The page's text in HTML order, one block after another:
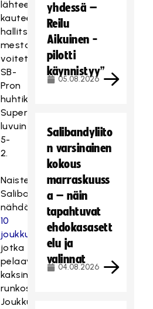
lähtee
kauteen
hallitsevana
mestarina
voitettuaan
SB-
Pron
huhtikuisessa
Superfinaalissa
luvuin
5-
2.
Naisten
Salibandyliigassa
nähdään
10
joukkuetta,
jotka
pelaavat
kaksinkertaisen
runkosarjan.
Joukkuemäärä
yhdessä –
Reilu
Aikuinen -
pilotti
käynnistyy”
05.08.2026
Salibandyliito
n varsinainen
kokous
marraskuuss
a – näin
tapahtuvat
ehdokasasett
elu ja
valinnat
04.08.2026